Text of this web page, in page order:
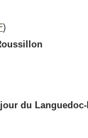
)
du